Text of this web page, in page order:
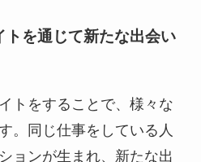
トを通じて新たな出会い
トをすることで、様々な
。同じ仕事をしている人
ョンが生まれ、新たな出